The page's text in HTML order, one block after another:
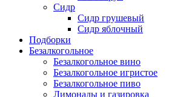
Сидр
Сидр грушевый
Сидр яблочный
Подборки
Безалкогольное
Безалкогольное вино
Безалкогольное игристое
Безалкогольное пиво
Лимонады и газировка